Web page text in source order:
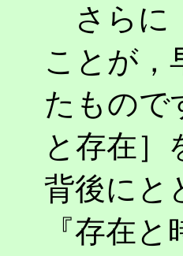
さらに
ことが，
たもので
と存在］
背後にと
『存在